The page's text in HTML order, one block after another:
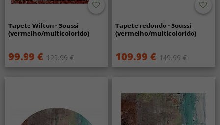
Tapete Wilton - Soussi
(vermelho/multicolorido)
99.99 € 129.99 €
Tapete redondo - Soussi
(vermelho/multicolorido)
109.99 € 149.99 €